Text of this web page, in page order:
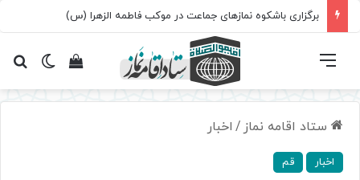
برگزاری باشکوه نمازهای جماعت در موکب فاطمه الزهرا (س)
تغییرمشاهده فهرست
ستاد اقامه نماز / اخبار
اخبار قم